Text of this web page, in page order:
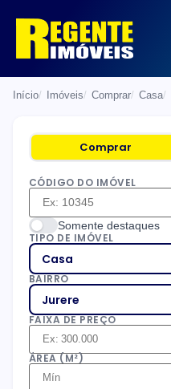
Início Imóveis Comprar Casa
Comprar
CÓDIGO DO IMÓVEL
Somente destaques
TIPO DE IMÓVEL
Casa
BAIRRO
Jurere
FAIXA DE PREÇO
ÁREA (M²)